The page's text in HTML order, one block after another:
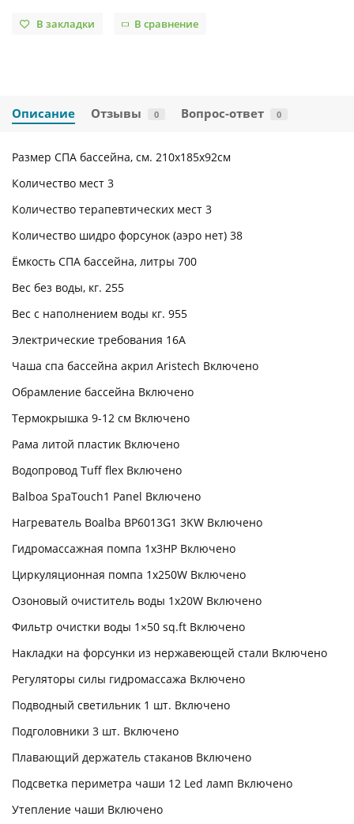
В закладки В сравнение
Описание Отзывы 0 Вопрос-ответ 0
Размер СПА бассейна, см. 210х185х92см
Количество мест 3
Количество терапевтических мест 3
Количество шидро форсунок (аэро нет) 38
Ёмкость СПА бассейна, литры 700
Вес без воды, кг. 255
Вес с наполнением воды кг. 955
Электрические требования 16А
Чаша спа бассейна акрил Aristech Включено
Обрамление бассейна Включено
Термокрышка 9-12 см Включено
Рама литой пластик Включено
Водопровод Tuff flex Включено
Balboa SpaTouch1 Panel Включено
Нагреватель Boalba BP6013G1 3KW Включено
Гидромассажная помпа 1х3HP Включено
Циркуляционная помпа 1x250W Включено
Озоновый очиститель воды 1x20W Включено
Фильтр очистки воды 1×50 sq.ft Включено
Накладки на форсунки из нержавеющей стали Включено
Регуляторы силы гидромассажа Включено
Подводный светильник 1 шт. Включено
Подголовники 3 шт. Включено
Плавающий держатель стаканов Включено
Подсветка периметра чаши 12 Led ламп Включено
Утепление чаши Включено